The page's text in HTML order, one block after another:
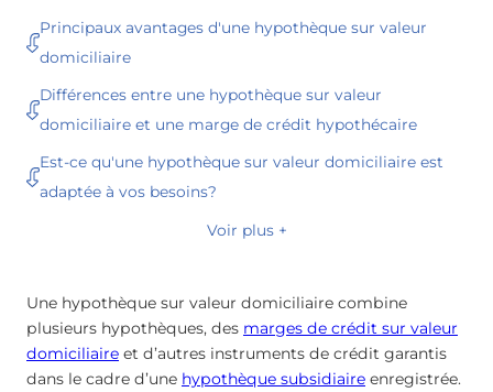
Principaux avantages d'une hypothèque sur valeur
domiciliaire
Différences entre une hypothèque sur valeur
domiciliaire et une marge de crédit hypothécaire
Est-ce qu'une hypothèque sur valeur domiciliaire est
adaptée à vos besoins?
Voir plus +
Une hypothèque sur valeur domiciliaire combine
plusieurs hypothèques, des marges de crédit sur valeur
domiciliaire et d’autres instruments de crédit garantis
dans le cadre d’une hypothèque subsidiaire enregistrée.